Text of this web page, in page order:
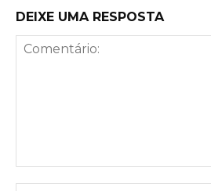
DEIXE UMA RESPOSTA